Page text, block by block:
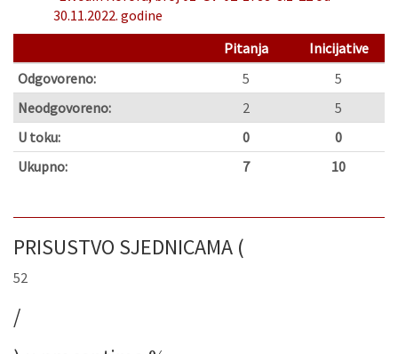
30.11.2022. godine
Pitanja
Inicijative
Ukupno: 7 10
Odgovoreno: 5
5
Neodgovoreno:
2
5
U toku:
0 0
PRISUSTVO SJEDNICAMA (
52
/